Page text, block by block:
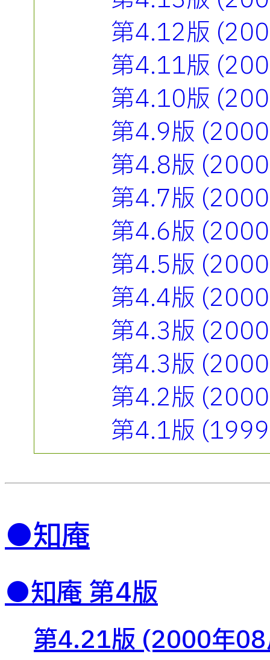
第4.12版
第4.11版
第4.10版
第4.9版
第4.8版
第4.7版
第4.6版
第4.5版
第4.4版
第4.3版
第4.3版
第4.2版
第4.1版
●知庵
●知庵 第4版
第4.21版 (2000年